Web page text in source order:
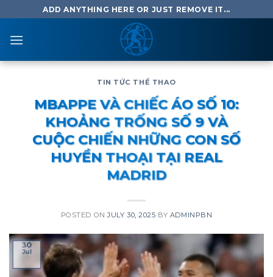
to
content
ADD ANYTHING HERE OR JUST REMOVE IT...
TIN TỨC THỂ THAO
MBAPPE VÀ CHIẾC ÁO SỐ 10:
KHOẢNG TRỐNG SỐ 9 VÀ
CUỘC CHIẾN NHỮNG CON SỐ
HUYỀN THOẠI TẠI REAL
MADRID
POSTED ONJULY 30, 2025 BY ADMINPBN
30
Jul